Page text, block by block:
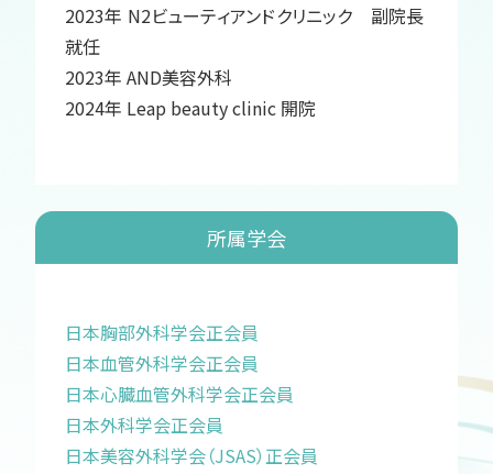
2023年 N2ビューティアンドクリニック 副院長
就任
2023年 AND美容外科
2024年 Leap beauty clinic 開院
所属学会
日本胸部外科学会正会員
日本血管外科学会正会員
日本心臓血管外科学会正会員
日本外科学会正会員
日本美容外科学会（JSAS）正会員